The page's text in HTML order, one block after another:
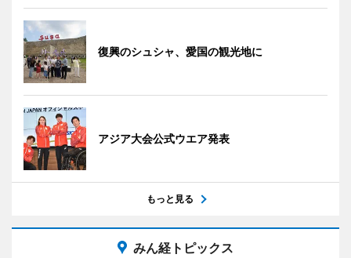
復興のシュシャ、愛国の観光地に
アジア大会公式ウエア発表
もっと見る
みん経トピックス